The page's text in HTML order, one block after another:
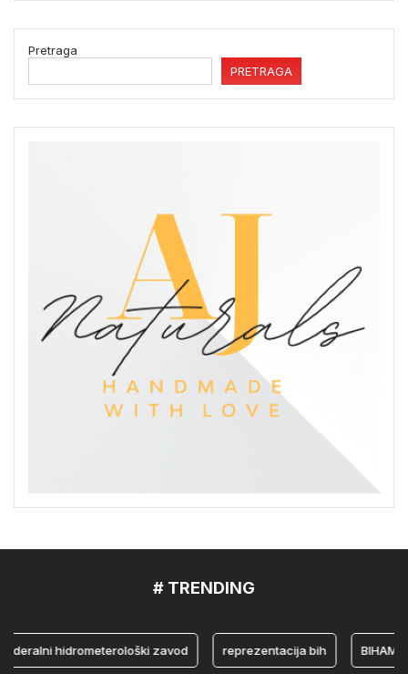
Pretraga
PRETRAGA
# TRENDING
hidrometerološki zavod reprezentacija bih BIHAMK